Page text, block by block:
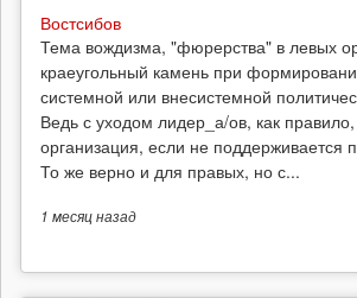
Востсибов
Тема вождизма, "фюрерства" в левых
краеугольный камень при
системной или внесистемной
Ведь с уходом лидер_а/ов, как
организация, если не поддерживается
То же верно и для правых, но с...
1 месяцназад